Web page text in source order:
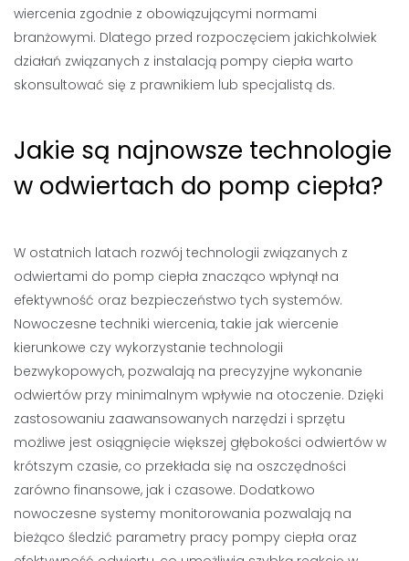
wiercenia zgodnie z obowiązującymi normami
branżowymi. Dlatego przed rozpoczęciem jakichkolwiek
działań związanych z instalacją pompy ciepła warto
skonsultować się z prawnikiem lub specjalistą ds.
Jakie są najnowsze technologie
w odwiertach do pomp ciepła?
W ostatnich latach rozwój technologii związanych z
odwiertami do pomp ciepła znacząco wpłynął na
efektywność oraz bezpieczeństwo tych systemów.
Nowoczesne techniki wiercenia, takie jak wiercenie
kierunkowe czy wykorzystanie technologii
bezwykopowych, pozwalają na precyzyjne wykonanie
odwiertów przy minimalnym wpływie na otoczenie. Dzięki
zastosowaniu zaawansowanych narzędzi i sprzętu
możliwe jest osiągnięcie większej głębokości odwiertów w
krótszym czasie, co przekłada się na oszczędności
zarówno finansowe, jak i czasowe. Dodatkowo
nowoczesne systemy monitorowania pozwalają na
bieżąco śledzić parametry pracy pompy ciepła oraz